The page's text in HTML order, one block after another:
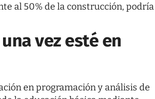
al 50% de la construcción, podría
vez esté en
en programación y análisis de